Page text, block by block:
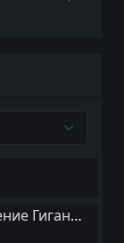
.::Рай Зомби[ZM]::.[Вторжение Гигантов]